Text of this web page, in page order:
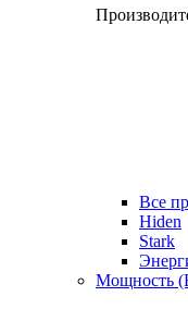
Все
Hiden
Stark
Мощность